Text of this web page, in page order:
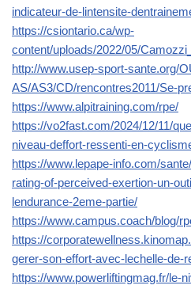
indicateur-de-lintensite-
https://csiontario.ca/wp-
content/uploads/2022/05/
http://www.usep-sport-sante.org/
AS/AS3/CD/rencontres2011/Se-
https://www.alpitraining.com/rpe/
https://vo2fast.com/2024/12/11/
niveau-deffort-ressenti-en-
https://www.lepape-info.com/
rating-of-perceived-exertion-un-
lendurance-2eme-partie/
https://www.campus.coach/blog/
https://
gerer-son-effort-avec-lechelle-de-
https://www.powerliftingmag.fr/le-